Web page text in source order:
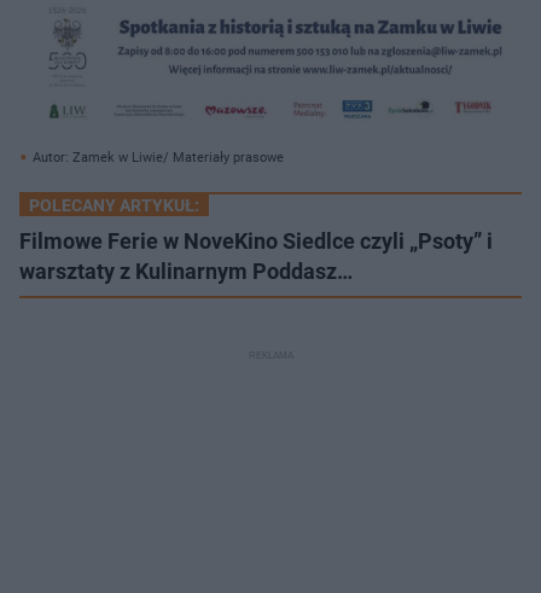
Autor: Zamek w Liwie/ Materiały prasowe
POLECANY ARTYKUŁ:
Filmowe Ferie w NoveKino Siedlce czyli „Psoty” i
warsztaty z Kulinarnym Poddasz…